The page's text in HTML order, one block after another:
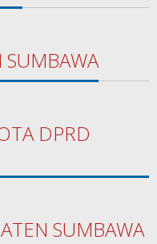
SUMBAWA
DPRD
SUMBAWA